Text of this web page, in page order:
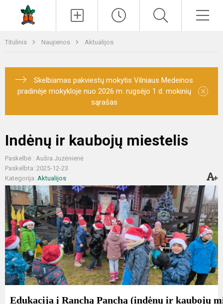
Titulinis Naujienos Aktualijos
Skelbiamas pakviestų mokytis Vilniaus Medeinos
pradinėje mokykloje nuo 2026 m. rugsėjo 1 d. mokinių
sąrašas
×
Indėnų ir kaubojų miestelis
Paskelbė : Aušra Juzėnienė
Paskelbta: 2025-12-23
Kategorija: Aktualijos
Edukacija į Ranchą Panchą (indėnų ir kaubojų